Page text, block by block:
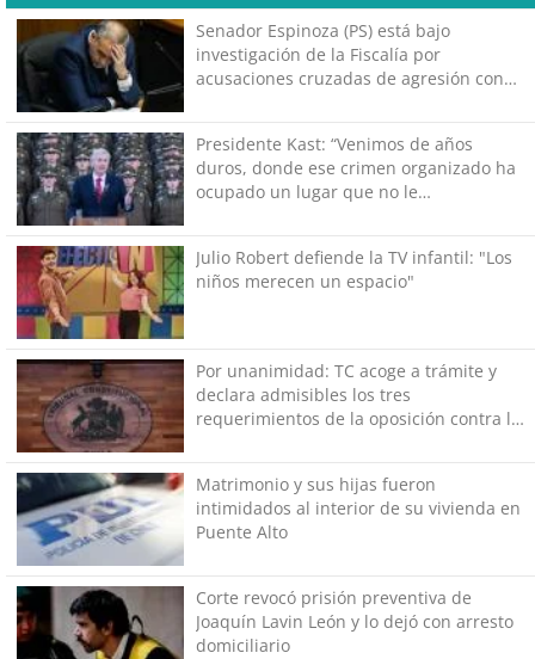
Senador Espinoza (PS) está bajo
investigación de la Fiscalía por
acusaciones cruzadas de agresión con
Presidente Kast: “Venimos de años
duros, donde ese crimen organizado ha
ocupado un lugar que no le
Julio Robert defiende la TV infantil: "Los
niños merecen un espacio"
Por unanimidad: TC acoge a trámite y
declara admisibles los tres
requerimientos de la oposición contra la
Matrimonio y sus hijas fueron
intimidados al interior de su vivienda en
Puente Alto
Corte revocó prisión preventiva de
Joaquín Lavin León y lo dejó con arresto
domiciliario